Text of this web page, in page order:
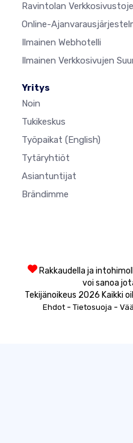
Ravintolan
Online-
Ilmainen Webhotelli
Ilmainen Verkkosivujen
Yritys
Noin
Tukikeskus
Työpaikat (English)
Tytäryhtiöt
Asiantuntijat
Brändimme
Rakkaudella ja
voi sanoa
Tekijänoikeus 2026 Kaikki
Ehdot- Tietosuoja -